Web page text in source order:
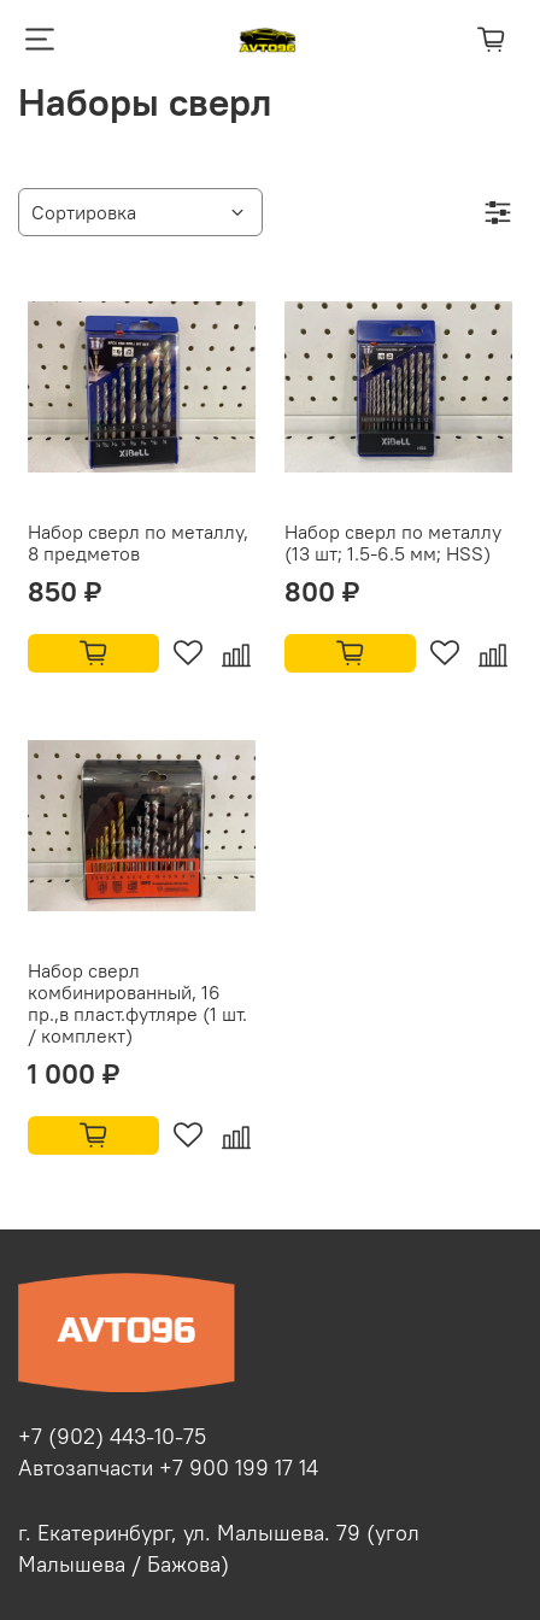
Наборы сверл
Набор сверл по металлу,
8 предметов
850 ₽
Набор сверл по металлу
(13 шт; 1.5-6.5 мм; HSS)
800 ₽
Набор сверл
комбинированный, 16
пр.,в пласт.футляре (1 шт.
/ комплект)
1 000 ₽
+7 (902) 443-10-75
Автозапчасти +7 900 199 17 14
г. Екатеринбург, ул. Малышева. 79 (угол
Малышева / Бажова)